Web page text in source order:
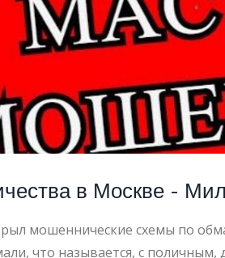
в Москве -
мошеннические схемы по
что называется, с